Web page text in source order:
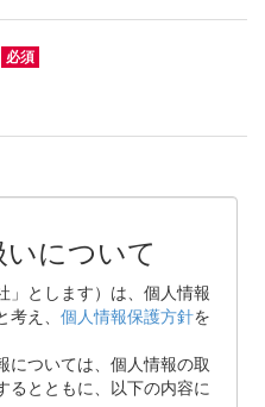
について
」とします）は、個人情報
え、 個人情報保護方針を
については、個人情報の取
るとともに、以下の内容に